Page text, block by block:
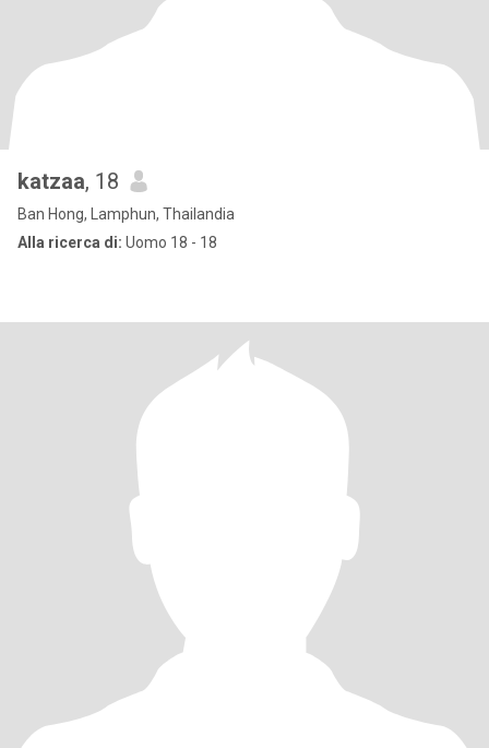
katzaa, 18
Ban Hong, Lamphun, Thailandia
Alla ricerca di: Uomo 18 - 18